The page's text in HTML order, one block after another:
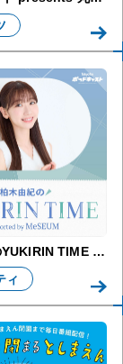
柏木由紀のYUKIRIN TIME supported by MeSEUM
ィ